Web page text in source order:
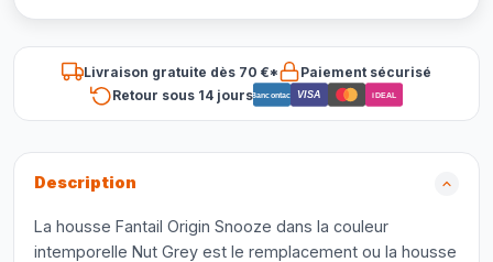
Livraison gratuite dès 70 €*
Paiement sécurisé
Retour sous 14 joursBancontact VISA iDEAL
Description
La housse Fantail Origin Snooze dans la couleur
intemporelle Nut Grey est le remplacement ou la housse